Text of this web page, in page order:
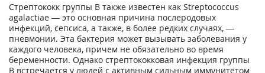
Стрептококк группы В также известен как Streptococcus
agalactiae — это основная причина послеродовых
инфекций, сепсиса, а также, в более редких случаях, —
пневмонии. Эта бактерия может вызывать заболевания у
каждого человека, причем не обязательно во время
беременности. Однако стрептококковая инфекция группы
В встречается у людей с активным сильным иммунитетом